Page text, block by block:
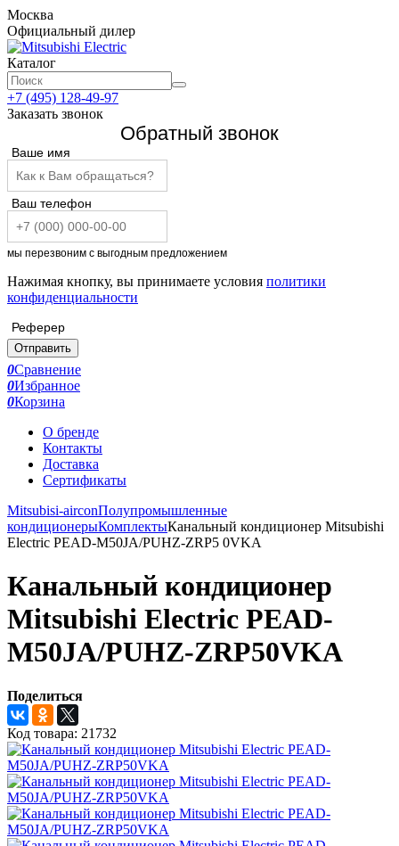
Москва
Официальный дилер
Каталог
+7 (495) 128-49-97
Заказать звонок
Обратный звонок
Ваше имя
Ваш телефон
мы перезвоним с выгодным предложением
Нажимая кнопку, вы принимаете условия политики
конфиденциальности
Реферер
Отправить
0Сравнение
0Избранное
0Корзина
О бренде
Контакты
Доставка
Сертификаты
Mitsubisi-airconПолупромышленные
кондиционерыКомплектыКанальный кондиционер Mitsubishi
Electric PEAD-M50JA/PUHZ-ZRP5 0VKA
Канальный кондиционер
Mitsubishi Electric PEAD-
M50JA/PUHZ-ZRP50VKA
Поделиться
Код товара: 21732